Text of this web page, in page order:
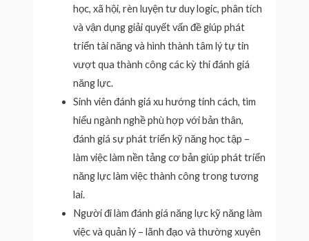
học, xã hội, rèn luyện tư duy logic, phân tích
và vận dụng giải quyết vấn đề giúp phát
triển tài năng và hình thành tâm lý tự tin
vượt qua thành công các kỳ thi đánh giá
năng lực.
Sinh viên đánh giá xu hướng tính cách, tìm
hiểu ngành nghề phù hợp với bản thân,
đánh giá sự phát triển kỹ năng học tập –
làm việc làm nền tảng cơ bản giúp phát triển
năng lực làm việc thành công trong tương
lai.
Người đi làm đánh giá năng lực kỹ năng làm
việc và quản lý – lãnh đạo và thường xuyên